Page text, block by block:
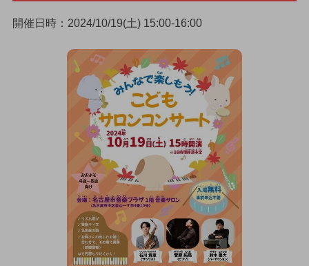
開催日時：2024/10/19(土) 15:00-16:00